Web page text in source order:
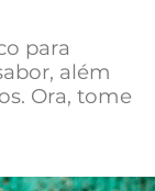
para
além
Ora, tome